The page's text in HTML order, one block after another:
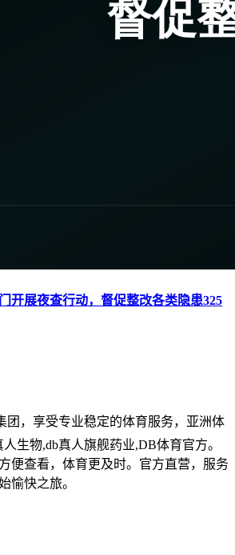
开展夜查行动，督促整改各类隐患325
团，享受专业稳定的体育服务，亚洲体
生物,db真人旗舰药业,DB体育官方。
便查看，体育更及时。官方直营，服务
愉快之旅。